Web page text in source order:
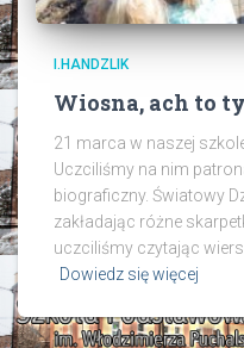
I.HANDZLIK
Wiosna, ach to
21 marca w naszej
Uczciliśmy na nim
biograficzny. Światowy
zakładając różne
uczciliśmy czytając
Dowiedz się więcej